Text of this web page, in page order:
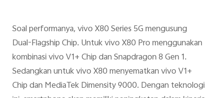
Soal performanya, vivo X80 Series 5G mengusung
Dual-Flagship Chip. Untuk vivo X80 Pro menggunakan
kombinasi vivo V1+ Chip dan Snapdragon 8 Gen 1.
Sedangkan untuk vivo X80 menyematkan vivo V1+
Chip dan MediaTek Dimensity 9000. Dengan teknologi